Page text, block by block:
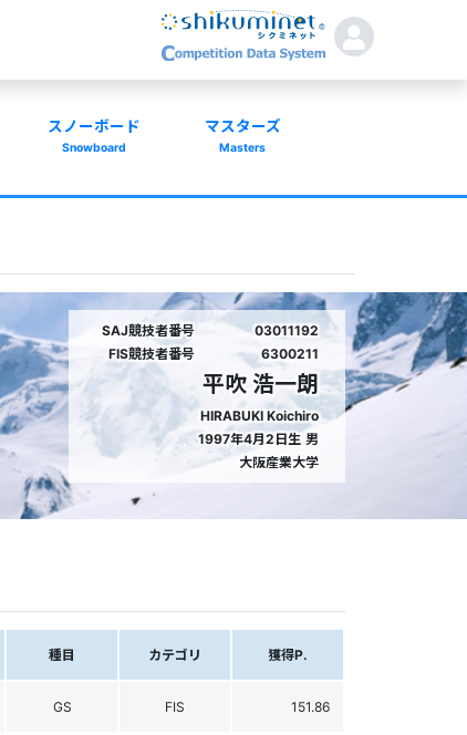
スノーボード
Snowboard
マスターズ
Masters
SAJ競技者番号
03011192
FIS競技者番号
6300211
平吹 浩一朗
HIRABUKI Koichiro
1997年4月2日生 男
大阪産業大学
種目 カテゴリ 獲得P.
GS FIS 151.86